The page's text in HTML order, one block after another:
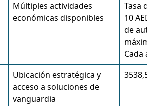
Múltiples actividades
económicas disponibles
Tasa
10
de
Cada
Ubicación estratégica y
acceso a soluciones de
vanguardia